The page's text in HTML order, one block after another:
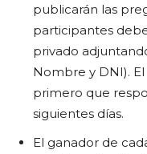
publicarán las
participantes
privado
Nombre y DNI).
primero que
siguientes días.
El ganador de